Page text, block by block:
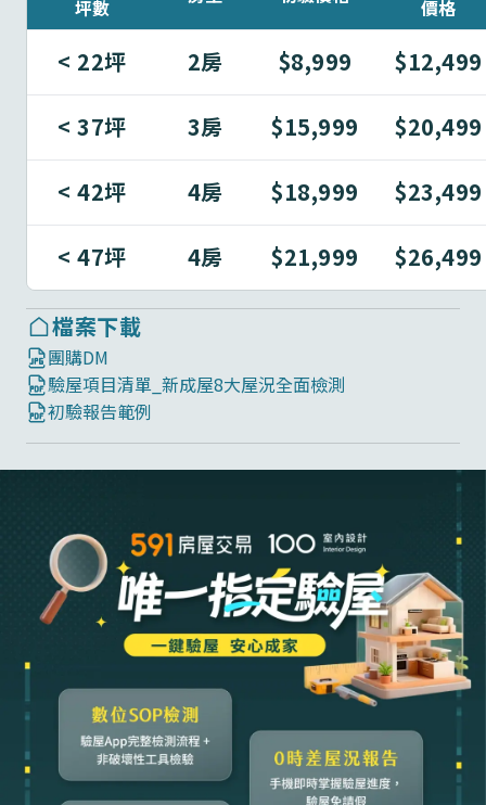
坪數
價格
< 22坪 2房 $8,999 $12,499
< 37坪 3房 $15,999 $20,499
< 42坪 4房 $18,999 $23,499
< 47坪 4房 $21,999 $26,499
檔案下載
團購DM
驗屋項目清單_新成屋8大屋況全面檢測
初驗報告範例